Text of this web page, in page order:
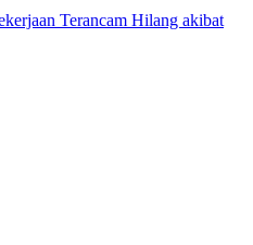
Terancam Hilang akibat